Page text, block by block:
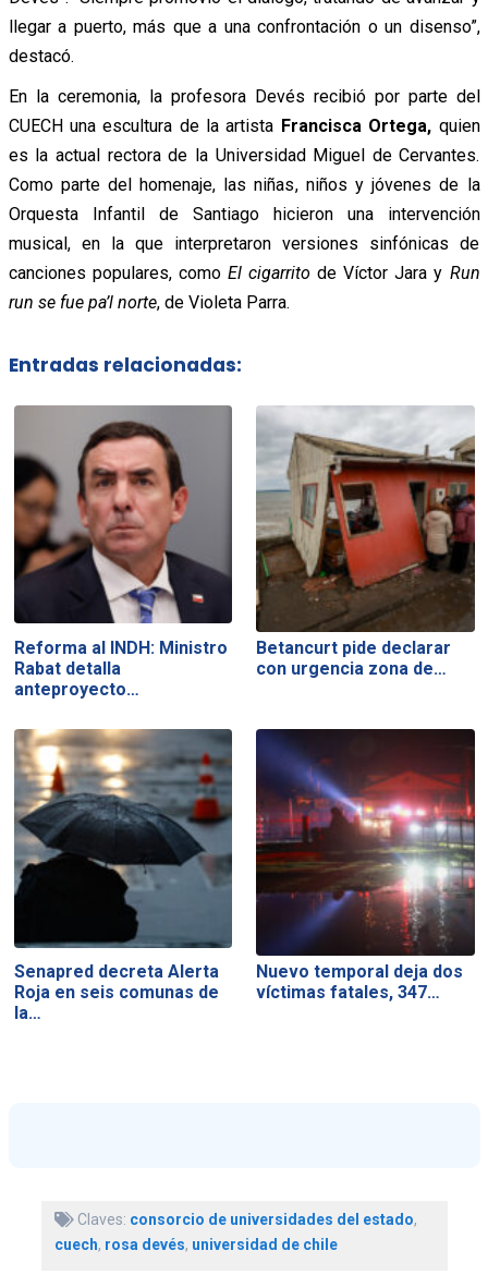
llegar a puerto, más que a una confrontación o un disenso”,
destacó.
En la ceremonia, la profesora Devés recibió por parte del
CUECH una escultura de la artista Francisca Ortega, quien
es la actual rectora de la Universidad Miguel de Cervantes.
Como parte del homenaje, las niñas, niños y jóvenes de la
Orquesta Infantil de Santiago hicieron una intervención
musical, en la que interpretaron versiones sinfónicas de
canciones populares, como El cigarritode Víctor Jara y Run
run se fue pa’l norte, de Violeta Parra.
Entradas relacionadas:
Reforma al INDH: Ministro
Rabat detalla
anteproyecto…
Betancurt pide declarar
con urgencia zona de…
Senapred decreta Alerta
Roja en seis comunas de
la…
Nuevo temporal deja dos
víctimas fatales, 347…
Claves: consorcio de universidades del estado,
cuech, rosa devés, universidad de chile